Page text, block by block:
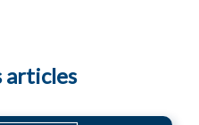
collaborateurs de nombreux
articles